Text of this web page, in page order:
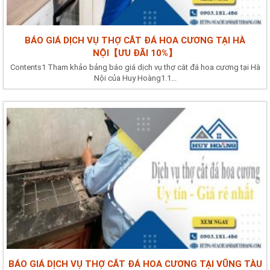
BÁO GIÁ DỊCH VỤ THỢ CẮT ĐÁ HOA CƯƠNG TẠI HÀ
NỘI【ƯU ĐÃI 10%】
Contents1 Tham khảo bảng báo giá dịch vụ thợ cắt đá hoa cương tại Hà
Nội của Huy Hoàng1.1...
BÁO GIÁ DỊCH VỤ THỢ CẮT ĐÁ HOA CƯƠNG TẠI VŨNG TÀU